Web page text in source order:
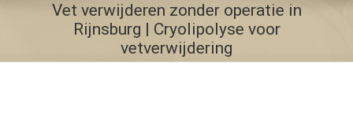
Vet verwijderen zonder operatie in
Rijnsburg | Cryolipolyse voor
vetverwijdering